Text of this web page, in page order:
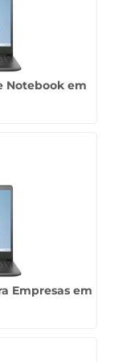
Notebook em
Empresas em